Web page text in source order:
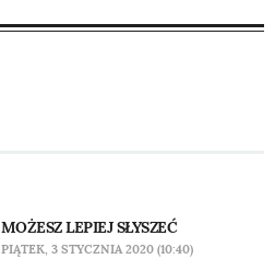
MOŻESZ LEPIEJ SŁYSZEĆ
PIĄTEK, 3 STYCZNIA 2020 (10:40)